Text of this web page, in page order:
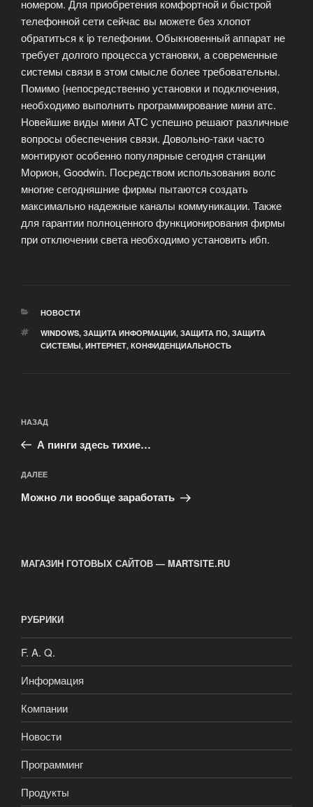
номером. Для приобретения комфортной и быстрой
телефонной сети сейчас вы можете без хлопот
обратиться к ip телефонии. Обыкновенный аппарат не
требует долгого процесса установки, а современные
системы связи в этом смысле более требовательны.
Помимо {непосредственно установки и подключения,
необходимо выполнить программирование мини атс.
Новейшие виды мини АТС успешно решают различные
вопросы обеспечения связи. Довольно-таки часто
монтируют особенно популярные сегодня станции
Морион, Goodwin. Посредством использования волс
многие сегодняшние фирмы пытаются создать
максимально надежные каналы коммуникации. Также
для гарантии полноценного функционирования фирмы
при отключении света необходимо установить ибп.
РУБРИКИ
НОВОСТИ
МЕТКИ
WINDOWS, ЗАЩИТА ИНФОРМАЦИИ, ЗАЩИТА ПО, ЗАЩИТА
СИСТЕМЫ, ИНТЕРНЕТ, КОНФИДЕНЦИАЛЬНОСТЬ
по
записям
Предыдущая
запись:
НАЗАД
А пинги здесь тихие…
Следующая
запись
ДАЛЕЕ
Можно ли вообще заработать
МАГАЗИН ГОТОВЫХ САЙТОВ — MARTSITE.RU
РУБРИКИ
F. A. Q.
Информация
Компании
Новости
Программинг
Продукты